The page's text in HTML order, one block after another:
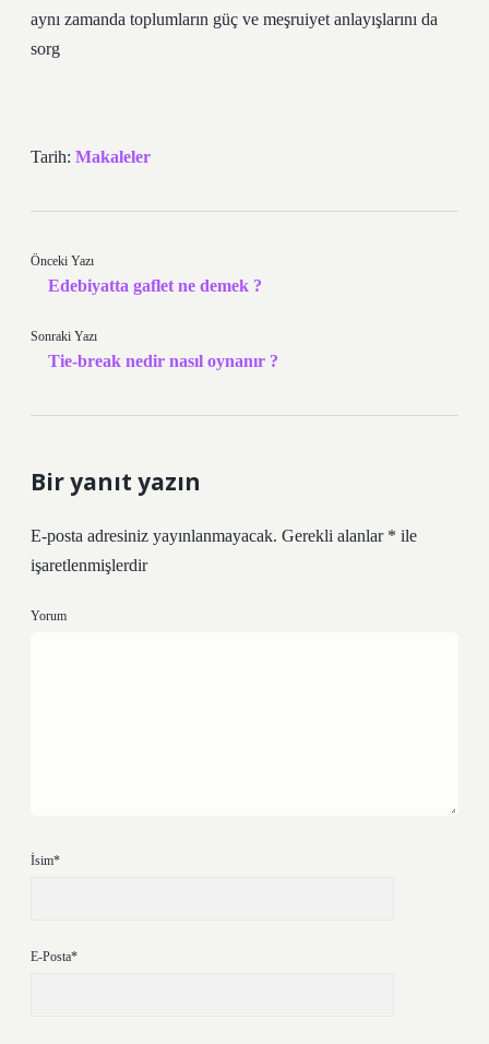
aynı zamanda toplumların güç ve meşruiyet anlayışlarını da
sorg
Tarih: Makaleler
Önceki Yazı
Edebiyatta gaflet ne demek ?
Sonraki Yazı
Tie-break nedir nasıl oynanır ?
Bir yanıt yazın
E-posta adresiniz yayınlanmayacak. Gerekli alanlar * ile
işaretlenmişlerdir
Yorum
İsim*
E-Posta*